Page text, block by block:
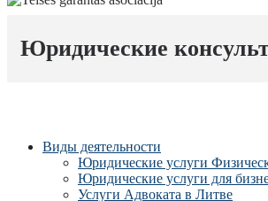
Юридические
Виды деятельности
Юридические услуги
Юридические услуги для
Услуги Адвоката в Литве